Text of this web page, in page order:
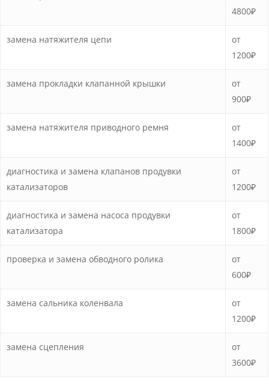
4800₽
замена натяжителя цепи
от
1200₽
замена прокладки клапанной крышки
от
900₽
замена натяжителя приводного ремня
от
1400₽
диагностика и замена клапанов продувки
катализаторов
от
1200₽
диагностика и замена насоса продувки
катализатора
от
1800₽
проверка и замена обводного ролика
от
600₽
замена сальника коленвала
от
1200₽
замена сцепления
от
3600₽